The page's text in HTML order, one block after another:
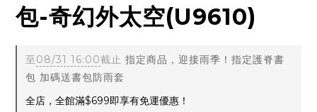
包-奇幻外太空(U9610)
至08/31 16:00截止 指定商品，迎接雨季！指定護脊書
包 加碼送書包防雨套
全店，全館滿$699即享有免運優惠！